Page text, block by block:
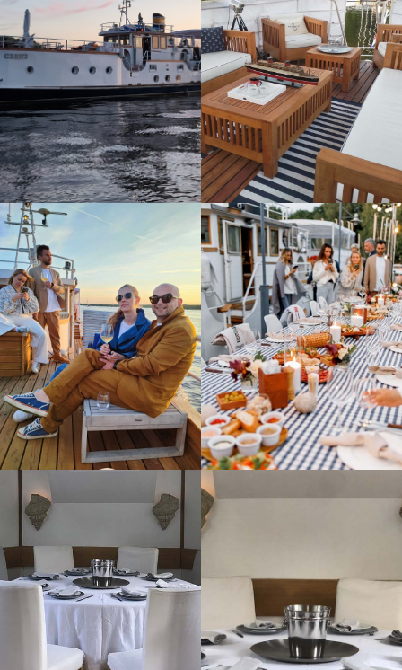
часа)
Аренда красивого гостевого дома - 2-4 человека - от 20000
руб/сутки
Аренда теплохода у пирса для ночевки от 30000 руб/сутки - 6
человек
Аренда сапбордов 5000 руб на день (любое количество,
заранее надо забронировать)
Аренда скоростного катера от 12тыс/час
Декоратор, ведущий, диджей, кейтеринг, фейерверк - все
можем предоставить!
Для небольших компаний
до 15 чел для прогулки по
Москве рассмотрите аренду яхт и хаусботов по ссылке
здесь
Билеты на теплоход Рэдиссон и на другиеможно купить
здесь
Нужна консультация? Оставьте заявку!